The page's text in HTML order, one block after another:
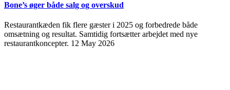
Bone’s øger både salg og overskud
Restaurantkæden fik flere gæster i 2025 og forbedrede både
omsætning og resultat. Samtidig fortsætter arbejdet med nye
restaurantkoncepter. 12 May 2026